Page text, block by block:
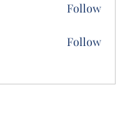
Follow
Follow